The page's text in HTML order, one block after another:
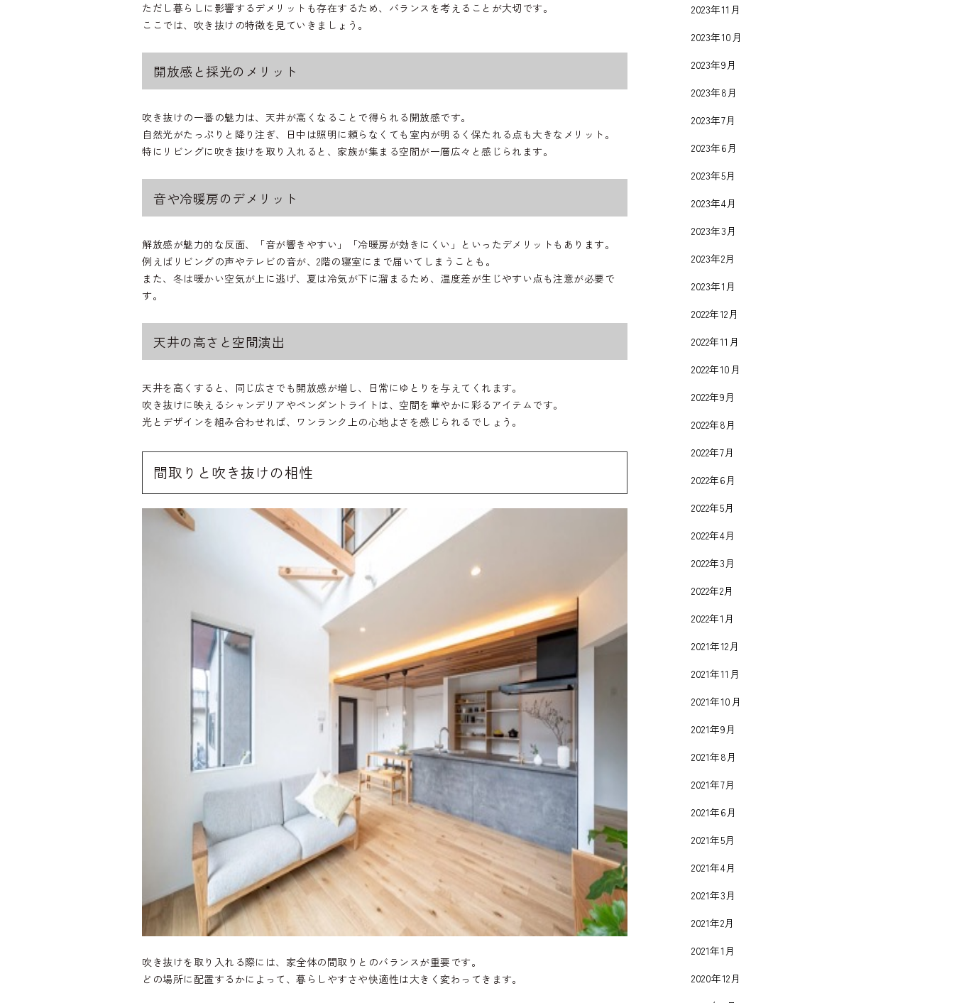
ただし暮らしに影響するデメリットも存在するため、バランスを考えることが大切です。
ここでは、吹き抜けの特徴を見ていきましょう。
開放感と採光のメリット
吹き抜けの一番の魅力は、天井が高くなることで得られる開放感です。
自然光がたっぷりと降り注ぎ、日中は照明に頼らなくても室内が明るく保たれる点も大きなメリット。
特にリビングに吹き抜けを取り入れると、家族が集まる空間が一層広々と感じられます。
音や冷暖房のデメリット
解放感が魅力的な反面、「音が響きやすい」「冷暖房が効きにくい」といったデメリットもあります。
例えばリビングの声やテレビの音が、2階の寝室にまで届いてしまうことも。
また、冬は暖かい空気が上に逃げ、夏は冷気が下に溜まるため、温度差が生じやすい点も注意が必要で
す。
天井の高さと空間演出
天井を高くすると、同じ広さでも開放感が増し、日常にゆとりを与えてくれます。
吹き抜けに映えるシャンデリアやペンダントライトは、空間を華やかに彩るアイテムです。
光とデザインを組み合わせれば、ワンランク上の心地よさを感じられるでしょう。
間取りと吹き抜けの相性
吹き抜けを取り入れる際には、家全体の間取りとのバランスが重要です。
どの場所に配置するかによって、暮らしやすさや快適性は大きく変わってきます。
2023年11月
2023年10月
2023年9月
2023年8月
2023年7月
2023年6月
2023年5月
2023年4月
2023年3月
2023年2月
2023年1月
2022年12月
2022年11月
2022年10月
2022年9月
2022年8月
2022年7月
2022年6月
2022年5月
2022年4月
2022年3月
2022年2月
2022年1月
2021年12月
2021年11月
2021年10月
2021年9月
2021年8月
2021年7月
2021年6月
2021年5月
2021年4月
2021年3月
2021年2月
2021年1月
2020年12月